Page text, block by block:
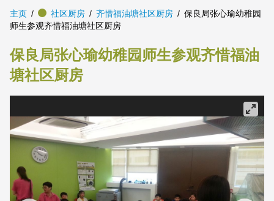
主页 社区厨房 齐惜福油塘社区厨房
保良局张心瑜幼稚园
师生参观齐惜福油塘社区厨房
保良局张心瑜幼稚园师生参观齐惜福油
塘社区厨房